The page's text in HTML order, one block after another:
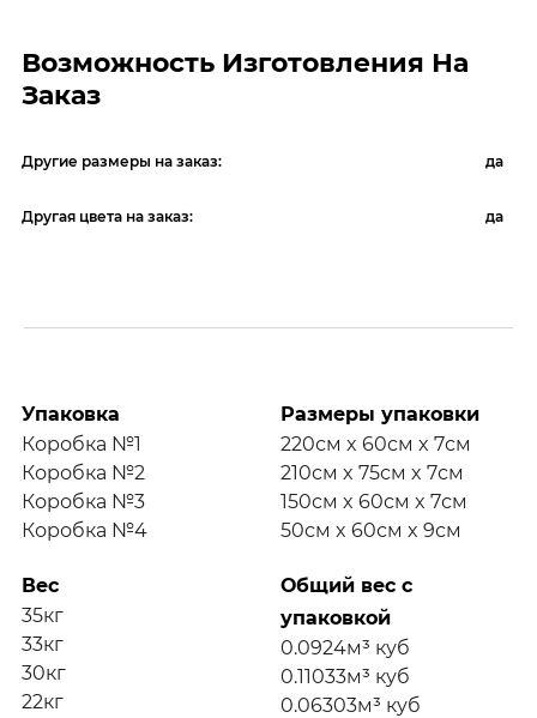
Возможность Изготовления На
Заказ
Другие размеры на заказ: да
Другая цвета на заказ: да
Упаковка
Коробка №1
Коробка №2
Коробка №3
Коробка №4
Размеры упаковки
220см x 60см x 7см
210см x 75см x 7см
150см x 60см x 7см
50см x 60см x 9см
Вес
35кг
33кг
30кг
22кг
Общий вес с
упаковкой
0.0924м³ куб
0.11033м³ куб
0.06303м³ куб